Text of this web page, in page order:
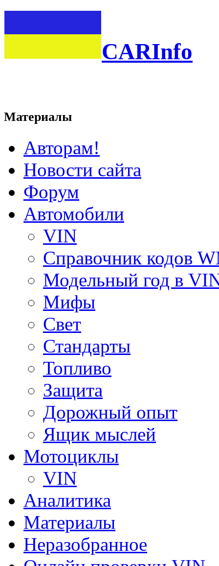
CARInfo
Материалы
Авторам!
Новости сайта
Форум
Автомобили
VIN
Справочник кодов
Модельный год в
Мифы
Свет
Стандарты
Топливо
Защита
Дорожный опыт
Ящик мыслей
Мотоциклы
VIN
Аналитика
Материалы
Неразобранное